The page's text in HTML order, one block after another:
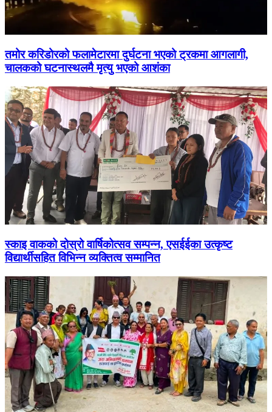
तमोर करिडोरको फलामेटारमा दुर्घटना भएको ट्रकमा आगलागी,
चालकको घटनास्थलमै मृत्यु भएको आशंका
स्काइ वाकको दोस्रो वार्षिकोत्सव सम्पन्न, एसईईका उत्कृष्ट
विद्यार्थीसहित विभिन्न व्यक्तित्व सम्मानित